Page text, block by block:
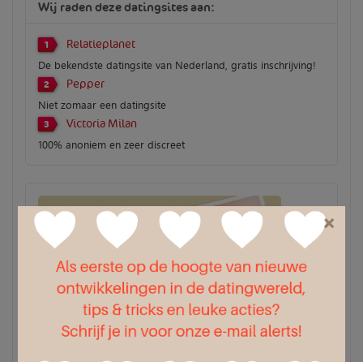
Wij raden deze datingsites aan:
1 Relatieplanet
De bekendste datingsite van Nederland, gratis inschrijving!
2 Pepper
Niet zomaar een datingsite
3 Victoria Milan
100% anoniem en zeer discreet
×